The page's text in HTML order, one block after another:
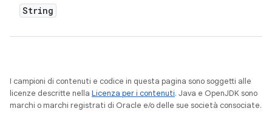
String
I campioni di contenuti e codice in questa pagina sono soggetti alle
licenze descritte nella Licenza per i contenuti. Java e OpenJDK sono
marchi o marchi registrati di Oracle e/o delle sue società consociate.